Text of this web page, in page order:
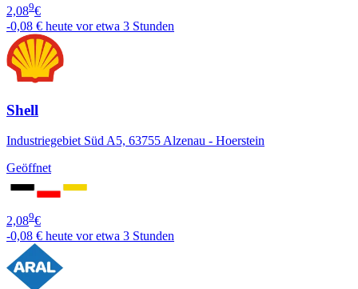
2,089€
-0,08 € heute vor etwa 3 Stunden
Shell
Industriegebiet Süd A5, 63755 Alzenau - Hoerstein
Geöffnet
2,089€
-0,08 € heute vor etwa 3 Stunden